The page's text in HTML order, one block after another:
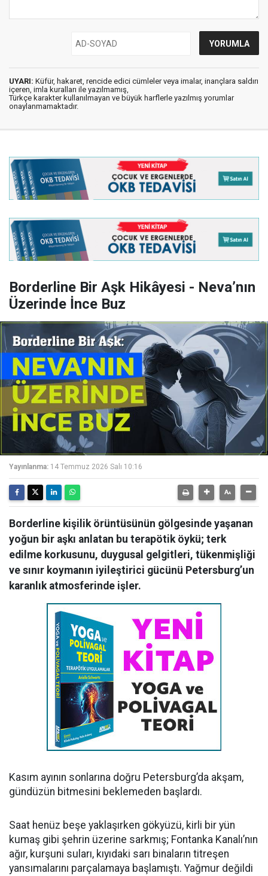
UYARI: Küfür, hakaret, rencide edici cümleler veya imalar, inançlara saldırı
içeren, imla kuralları ile yazılmamış,
Türkçe karakter kullanılmayan ve büyük harflerle yazılmış yorumlar
onaylanmamaktadır.
Borderline Bir Aşk Hikâyesi - Neva’nın
Üzerinde İnce Buz
Yayınlanma: 14 Temmuz 2026 Salı 10:16
Borderline kişilik örüntüsünün gölgesinde yaşanan
yoğun bir aşkı anlatan bu terapötik öykü; terk
edilme korkusunu, duygusal gelgitleri, tükenmişliği
ve sınır koymanın iyileştirici gücünü Petersburg’un
karanlık atmosferinde işler.
Kasım ayının sonlarına doğru Petersburg’da akşam,
gündüzün bitmesini beklemeden başlardı.
Saat henüz beşe yaklaşırken gökyüzü, kirli bir yün
kumaş gibi şehrin üzerine sarkmış; Fontanka Kanalı’nın
ağır, kurşuni suları, kıyıdaki sarı binaların titreşen
yansımalarını parçalamaya başlamıştı. Yağmur değildi